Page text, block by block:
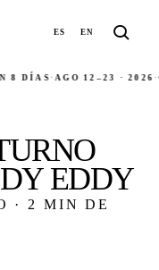
ES EN
DÍAS·AGO 12–23 · 2026 ·
EDDY
·
2 MIN DE